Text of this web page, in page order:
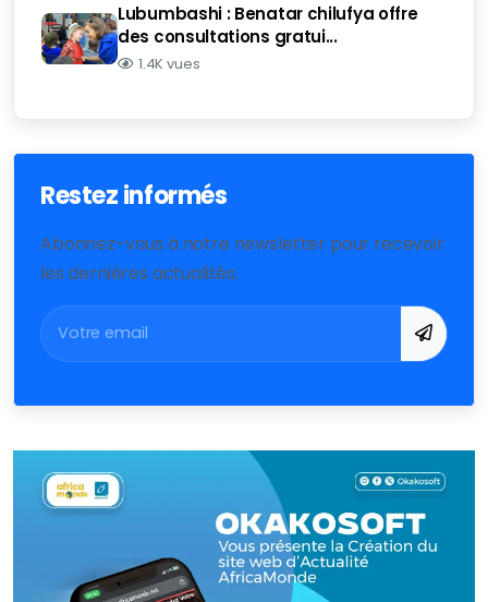
Lubumbashi : Benatar chilufya offre
des consultations gratui...
1.4K vues
Restez informés
Abonnez-vous à notre newsletter pour recevoir
les dernières actualités.